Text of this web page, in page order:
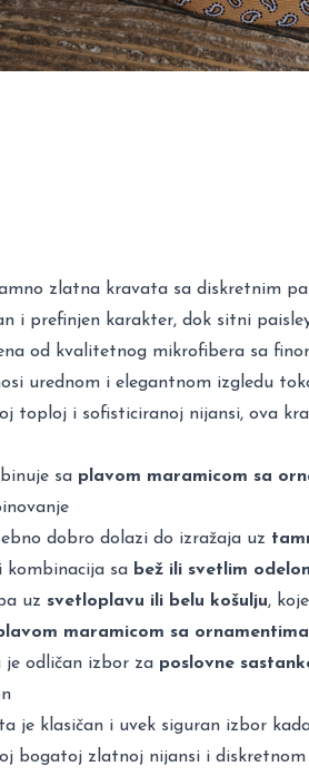
zlatna kravata sa diskretnim
i prefinjen karakter, dok sitni
od kvalitetnog mikrofibera sa
urednom i elegantnom izgledu
toploj i sofisticiranoj nijansi, ova
sa plavom maramicom sa
dobro dolazi do izražaja uz
kombinacija sa bež ili svetlim
uz svetloplavu ili belu košulju,
maramicom sa
je odličan izbor za poslovne
je klasičan i uvek siguran izbor
bogatoj zlatnoj nijansi i